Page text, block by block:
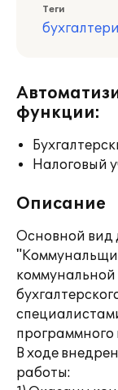
Теги
функции:
Налоговый
Описание
Основной вид
программного
В ходе
работы: